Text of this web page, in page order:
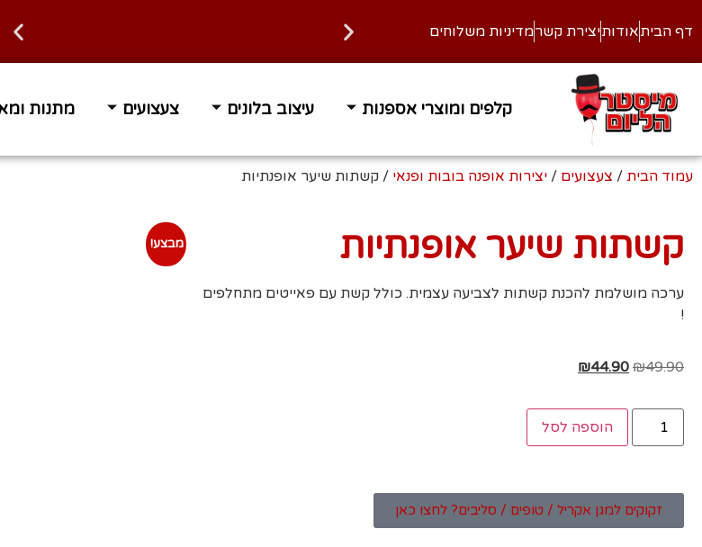
דף הביתאודותיצירת קשרמדיניות משלוחים
קלפים ומוצרי אספנות עיצוב בלונים צעצועים מתנות
עמוד הבית / צעצועים / יצירות אופנה בובות ופנאי / קשתות שיער אופנתיות
קשתות שיער אופנתיות
ערכה מושלמת להכנת קשתות לצביעה עצמית. כולל קשת עם פאייטים מתחלפים
!
₪49.90
₪44.90
הוספה לסל
זקוקים למגן אקריל / טופים / סליבים? לחצו כאן
מבצע!